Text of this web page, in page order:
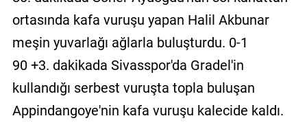
ortasında kafa vuruşu yapan Halil Akbunar
meşin yuvarlağı ağlarla buluşturdu. 0-1
90 +3. dakikada Sivasspor'da Gradel'in
kullandığı serbest vuruşta topla buluşan
Appindangoye'nin kafa vuruşu kalecide kaldı.